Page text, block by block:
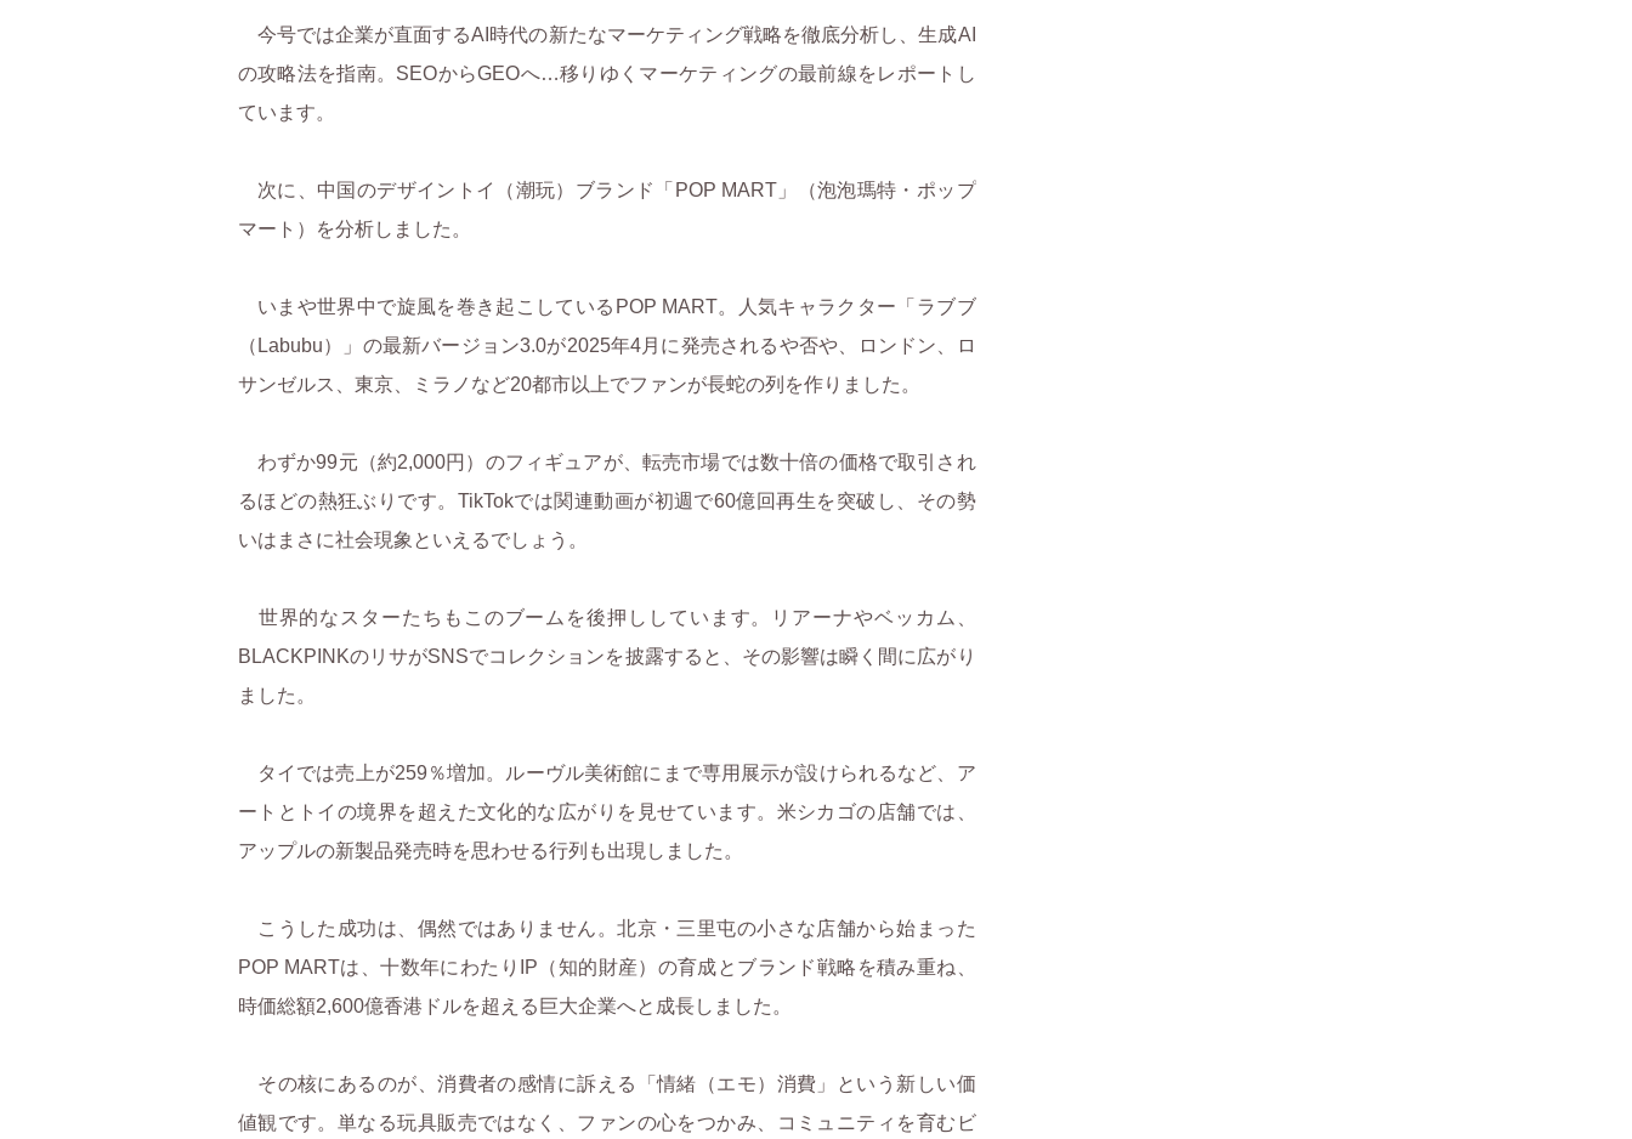
今号では企業が直面するAI時代の新たなマーケティング戦略を徹底分析し、生成AI
の攻略法を指南。SEOからGEOへ…移りゆくマーケティングの最前線をレポートし
ています。
次に、中国のデザイントイ（潮玩）ブランド「POP MART」（泡泡瑪特・ポップ
マート）を分析しました。
いまや世界中で旋風を巻き起こしているPOP MART。人気キャラクター「ラブブ
（Labubu）」の最新バージョン3.0が2025年4月に発売されるや否や、ロンドン、ロ
サンゼルス、東京、ミラノなど20都市以上でファンが長蛇の列を作りました。
わずか99元（約2,000円）のフィギュアが、転売市場では数十倍の価格で取引され
るほどの熱狂ぶりです。TikTokでは関連動画が初週で60億回再生を突破し、その勢
いはまさに社会現象といえるでしょう。
世界的なスターたちもこのブームを後押ししています。リアーナやベッカム、
BLACKPINKのリサがSNSでコレクションを披露すると、その影響は瞬く間に広がり
ました。
タイでは売上が259％増加。ルーヴル美術館にまで専用展示が設けられるなど、ア
ートとトイの境界を超えた文化的な広がりを見せています。米シカゴの店舗では、
アップルの新製品発売時を思わせる行列も出現しました。
こうした成功は、偶然ではありません。北京・三里屯の小さな店舗から始まった
POP MARTは、十数年にわたりIP（知的財産）の育成とブランド戦略を積み重ね、
時価総額2,600億香港ドルを超える巨大企業へと成長しました。
その核にあるのが、消費者の感情に訴える「情緒（エモ）消費」という新しい価
値観です。単なる玩具販売ではなく、ファンの心をつかみ、コミュニティを育むビ